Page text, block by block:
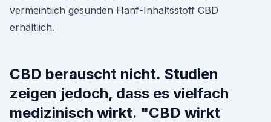
vermeintlich gesunden Hanf-Inhaltsstoff CBD
erhältlich.
CBD berauscht nicht. Studien
zeigen jedoch, dass es vielfach
medizinisch wirkt. "CBD wirkt